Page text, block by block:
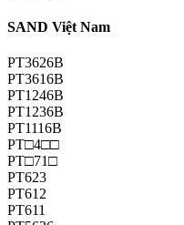
SAND Việt Nam
PT3626B
PT3616B
PT1246B
PT1236B
PT1116B
PT□4□□
PT□71□
PT623
PT612
PT611